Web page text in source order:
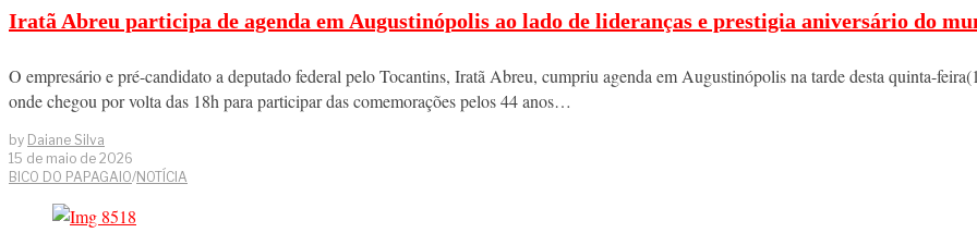
Iratã Abreu participa de agenda em Augustinópolis ao lado de lideranças e prestigia aniversário do
O empresário e pré-candidato a deputado federal pelo Tocantins, Iratã Abreu, cumpriu agenda em Augustinópolis na tarde desta quinta-
onde chegou por volta das 18h para participar das comemorações pelos 44 anos…
by Daiane Silva
15 de maio de 2026
BICO DO PAPAGAIO/NOTÍCIA